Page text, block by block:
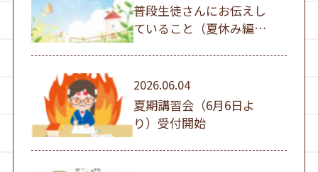
普段生徒さんにお伝えし
ていること（夏休み編
①）
2026.06.04
夏期講習会（6月6日よ
り）受付開始